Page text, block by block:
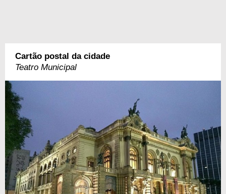
Cartão postal da cidade
Teatro Municipal